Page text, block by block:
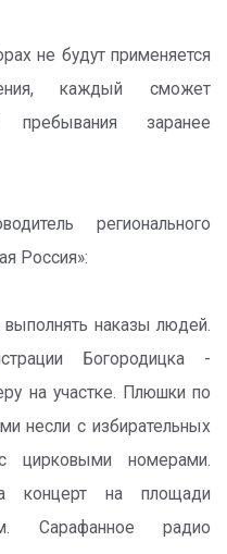
не будут применяется
каждый сможет
заранее
регионального
Россия»:
наказы людей.
Богородицка -
на участке. Плюшки по
несли с избирательных
цирковыми номерами.
концерт на площади
Сарафанное радио